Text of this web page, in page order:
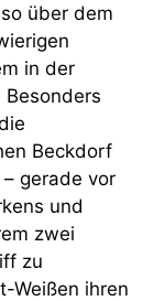
über dem
in der
Besonders
Beckdorf
gerade vor
und
zwei
zu
Weißen ihren